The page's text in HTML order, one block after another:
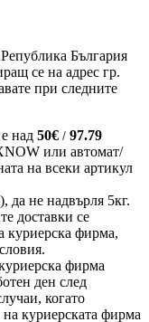
България
се на адрес гр.
при следните
над 50€ / 97.79
или автомат/
на всеки артикул
да не надвърля 5кг.
доставки се
куриерска фирма,
фирма
ден след
когато
куриерската фирма